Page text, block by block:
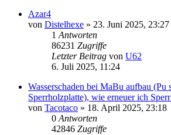
Azar4
von Distelhexe » 23. Juni 2025, 23:27
1 Antworten
86231 Zugriffe
Letzter Beitrag von U62
6. Juli 2025, 11:24
Wasserschaden bei MaBu aufbau (Pu
Sperrholzplatte), wie erneuer ich
von Tacotaco » 18. April 2025, 23:18
0 Antworten
42846 Zugriffe